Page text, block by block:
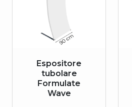
Espositore
tubolare
Formulate
Wave